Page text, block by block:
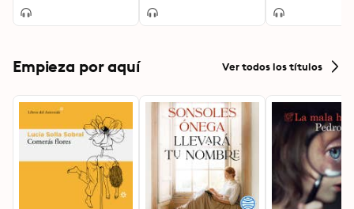
Empieza por aquí Ver todos los títulos